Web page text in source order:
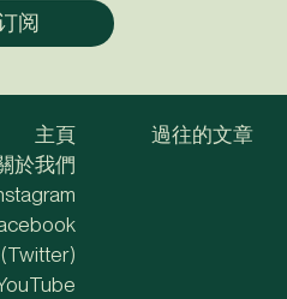
主頁
於我們
過往的文章